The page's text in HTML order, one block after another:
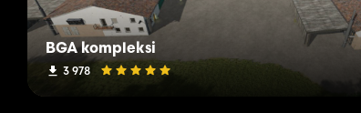
BGA kompleksi
3 978